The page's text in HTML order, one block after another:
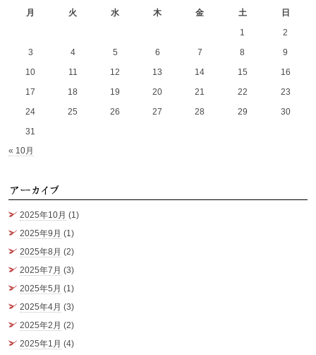
月
火 水 木 金 土
日
1
2
3
4 5 6 7 8
9
10
11 12 13 14 15
16
17
18 19 20 21 22
23
24
25 26 27 28 29
30
31
« 10月
2025年10月 (1)
2025年9月 (1)
2025年8月 (2)
2025年7月 (3)
2025年5月 (1)
2025年4月 (3)
2025年2月 (2)
2025年1月 (4)